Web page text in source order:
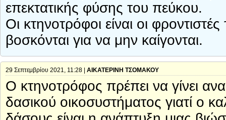
επεκτατικής φύσης του πεύκου.
Οι κτηνοτρόφοι είναι οι
βοσκόνται για να μην καίγονται.
29 Σεπτεμβρίου 2021, 11:28 | ΑΙΚΑΤΕΡΙΝΗ ΤΣΟΜΑΚΟΥ
Ο κτηνοτρόφος πρέπει να γίνει
δασικού οικοσυστήματος γιατί ο